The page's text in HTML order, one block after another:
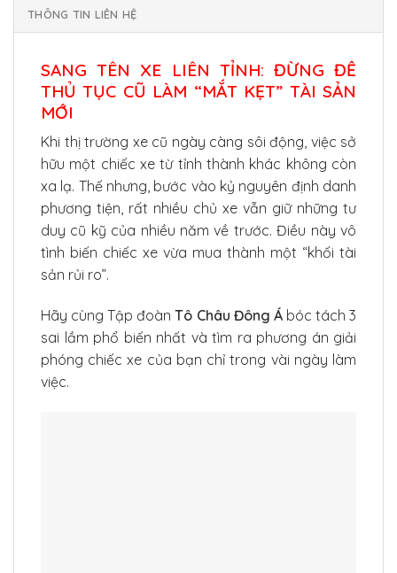
THÔNG TIN LIÊN HỆ
SANG TÊN XE LIÊN TỈNH: ĐỪNG ĐỂ
THỦ TỤC CŨ LÀM “MẮT KẸT” TÀI SẢN
MỚI
Khi thị trường xe cũ ngày càng sôi động, việc sở
hữu một chiếc xe từ tỉnh thành khác không còn
xa lạ. Thế nhưng, bước vào kỷ nguyên định danh
phương tiện, rất nhiều chủ xe vẫn giữ những tư
duy cũ kỹ của nhiều năm về trước. Điều này vô
tình biến chiếc xe vừa mua thành một “khối tài
sản rủi ro”.
Hãy cùng Tập đoànTô Châu Đông Ábóc tách 3
sai lầm phổ biến nhất và tìm ra phương án giải
phóng chiếc xe của bạn chỉ trong vài ngày làm
việc.